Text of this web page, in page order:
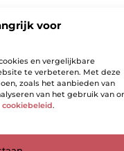
voor
en vergelijkbare
te verbeteren. Met deze
zoals het aanbieden van
van het gebruik van
cookiebeleid.